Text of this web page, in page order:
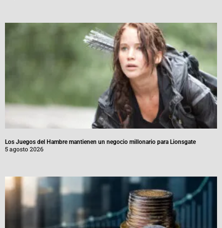
Los Juegos del Hambre mantienen un negocio millonario para Lionsgate
5 agosto 2026